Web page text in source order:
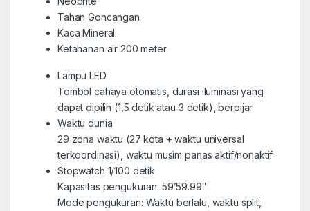
Tahan Goncangan
Kaca Mineral
Ketahanan air 200 meter
Lampu LED
Tombol cahaya otomatis, durasi iluminasi yang
dapat dipilih (1,5 detik atau 3 detik), berpijar
Waktu dunia
29 zona waktu (27 kota + waktu universal
terkoordinasi), waktu musim panas aktif/nonaktif
Stopwatch 1/100 detik
Kapasitas pengukuran: 59’59.99″
Mode pengukuran: Waktu berlalu, waktu split,